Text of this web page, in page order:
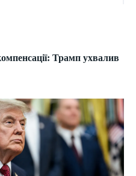
Трамп ухвалив